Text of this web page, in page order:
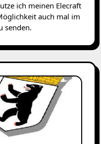
auch mal im
senden.